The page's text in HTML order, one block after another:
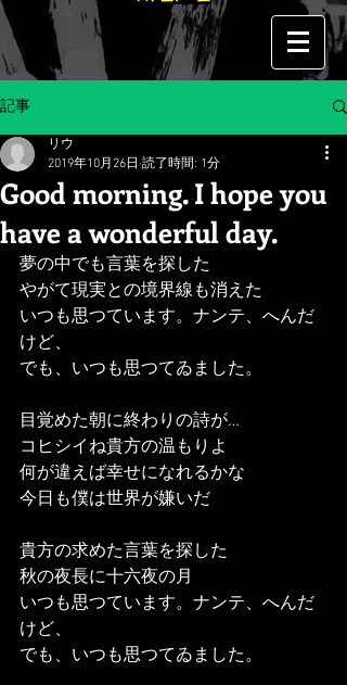
記事
Good morning. I hope you
have a wonderful day.
リウ
2019年10月26日 読了時間: 1分
夢の中でも言葉を探した
やがて現実との境界線も消えた
いつも思つています。ナンテ、へんだ
けど、
でも、いつも思つてゐました。
目覚めた朝に終わりの詩が…
コヒシイね貴方の温もりよ
何が違えば幸せになれるかな
今日も僕は世界が嫌いだ
貴方の求めた言葉を探した
秋の夜長に十六夜の月
いつも思つています。ナンテ、へんだ
けど、
でも、いつも思つてゐました。